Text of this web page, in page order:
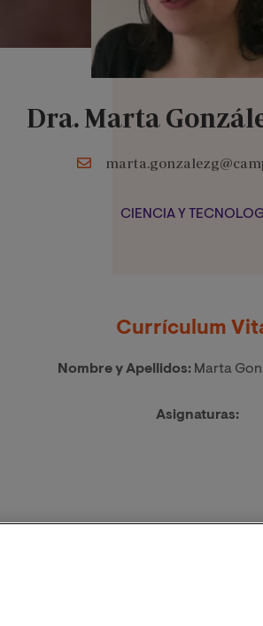
Dra. Marta
CIENCIA Y
Currículum
Nombre y Apellidos: Marta
Asignaturas: